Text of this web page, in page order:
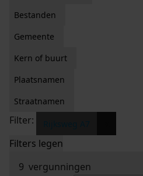
Bestanden
Gemeente
Kern of buurt
Plaatsnamen
Straatnamen
Filter:
Filters legen
9 vergunningen